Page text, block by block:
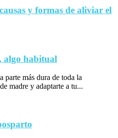
y formas de aliviar el
algo habitual
parte más dura de toda la
madre y adaptarte a tu...